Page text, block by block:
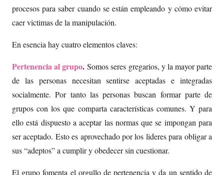
procesos para saber cuando se están empleando y cómo evitar
caer victimas de la manipulación.
En esencia hay cuatro elementos claves:
Pertenencia al grupo. Somos seres gregarios, y la mayor parte
de las personas necesitan sentirse aceptadas e integradas
socialmente. Por tanto las personas buscan formar parte de
grupos con los que comparta características comunes. Y para
ello está dispuesto a aceptar las normas que se impongan para
ser aceptado. Esto es aprovechado por los lideres para obligar a
sus “adeptos” a cumplir y obedecer sin cuestionar.
El grupo fomenta el orgullo de pertenencia y da un sentido de